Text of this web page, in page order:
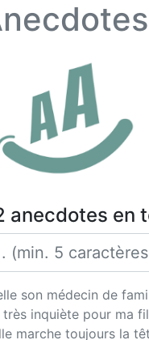
anecdotes en
son médecin de
inquiète pour ma
marche toujours la